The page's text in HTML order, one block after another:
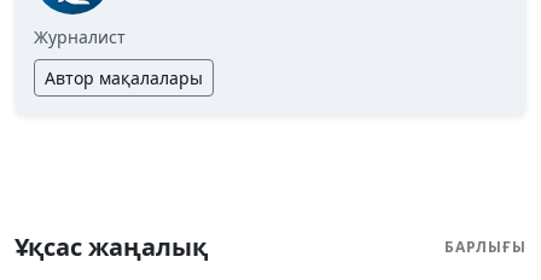
Журналист
Автор мақалалары
Ұқсас жаңалық БАРЛЫҒЫ